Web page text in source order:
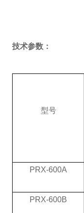
技术参数：
型号
PRX-600A
PRX-600B